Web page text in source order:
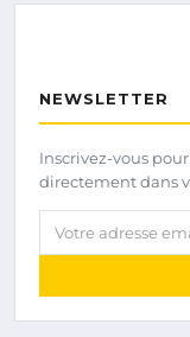
NEWSLETTER
Inscrivez-vous
directement dans
Votre adresse